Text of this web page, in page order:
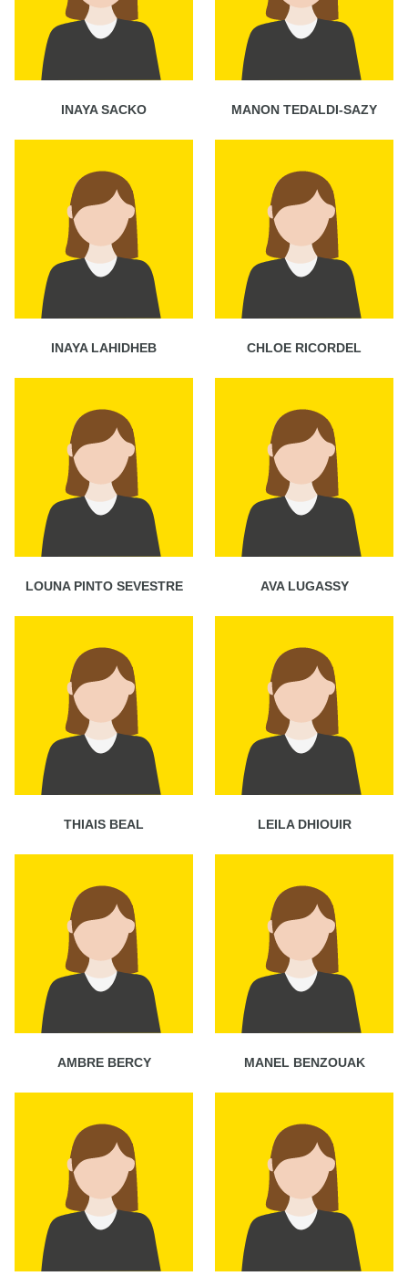
INAYA SACKO MANON TEDALDI-SAZY
INAYA LAHIDHEB CHLOE RICORDEL
LOUNA PINTO SEVESTRE AVA LUGASSY
THIAIS BEAL LEILA DHIOUIR
AMBRE BERCY MANEL BENZOUAK